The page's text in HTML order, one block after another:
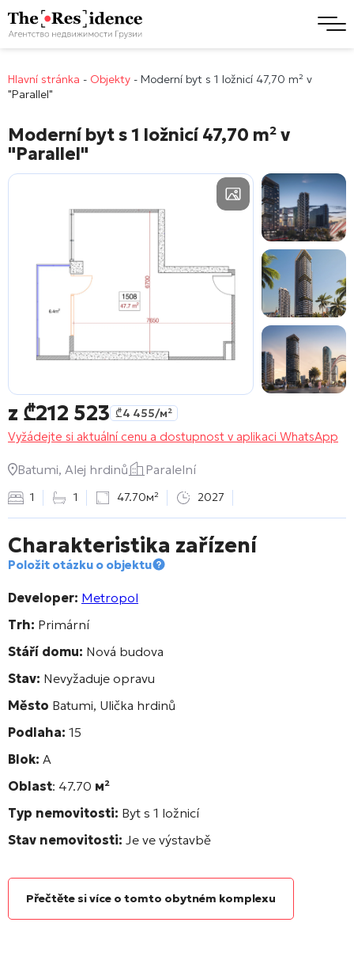
Hlavní stránka - Objekty - Moderní byt s 1 ložnicí 47,70 m² v
"Parallel"
Moderní byt s 1 ložnicí 47,70 m² v
"Parallel"
z ₾212 523 ₾4 455/м²
Vyžádejte si aktuální cenu a dostupnost v aplikaci WhatsApp
Batumi, Alej hrdinů Paralelní
1 1 47.70м² 2027
Charakteristika zařízení
Položit otázku o objektu
Developer: Metropol
Trh: Primární
Stáří domu: Nová budova
Stav: Nevyžaduje opravu
Město Batumi, Ulička hrdinů
Podlaha: 15
Blok: А
Oblast: 47.70 м²
Typ nemovitosti: Byt s 1 ložnicí
Stav nemovitosti: Je ve výstavbě
Přečtěte si více o tomto obytném komplexu